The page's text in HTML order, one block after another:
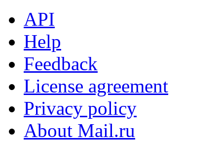
API
Help
Feedback
License agreement
Privacy policy
About Mail.ru